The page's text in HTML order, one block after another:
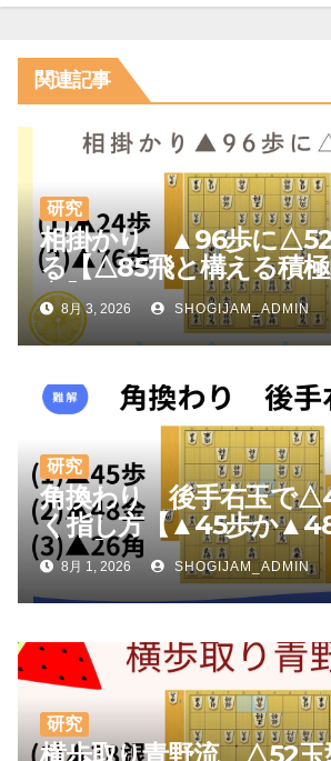
ン
関連記事
研究
相掛かり ▲96歩に△52
る【△85飛と構える積
方】
8月 3, 2026 SHOGIJAM_ADMIN
研究
角換わり 後手右玉で
く指し方【▲45歩か
角か】
8月 1, 2026 SHOGIJAM_ADMIN
研究